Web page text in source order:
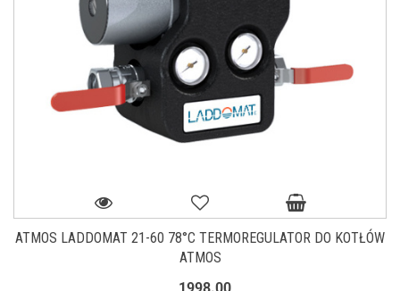
ATMOS LADDOMAT 21-60 78°C TERMOREGULATOR DO KOTŁÓW
ATMOS